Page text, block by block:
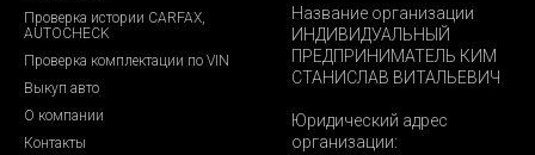
Проверка истории CARFAX,
AUTOCHECK
Проверка комплектации по VIN
Выкуп авто
О компании
Контакты
Название организации
ИНДИВИДУАЛЬНЫЙ
ПРЕДПРИНИМАТЕЛЬ КИМ
СТАНИСЛАВ ВИТАЛЬЕВИЧ
Юридический адрес
организации: